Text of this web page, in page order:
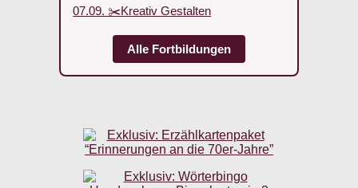
07.09. ✂️Kreativ Gestalten
Alle Fortbildungen